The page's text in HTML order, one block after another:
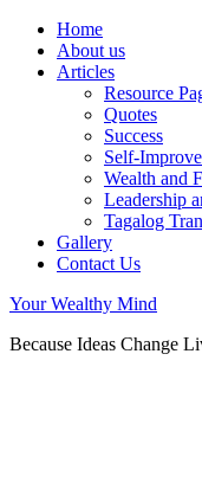
Home
About us
Articles
Resource
Quotes
Success
Self-
Wealth and
Leadership
Tagalog
Gallery
Contact Us
Your Wealthy Mind
Because Ideas Change